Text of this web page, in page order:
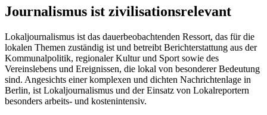
Journalismus ist zivilisationsrelevant
Lokaljournalismus ist das dauerbeobachtenden Ressort, das für die
lokalen Themen zuständig ist und betreibt Berichterstattung aus der
Kommunalpolitik, regionaler Kultur und Sport sowie des
Vereinslebens und Ereignissen, die lokal von besonderer Bedeutung
sind. Angesichts einer komplexen und dichten Nachrichtenlage in
Berlin, ist Lokaljournalismus und der Einsatz von Lokalreportern
besonders arbeits- und kostenintensiv.